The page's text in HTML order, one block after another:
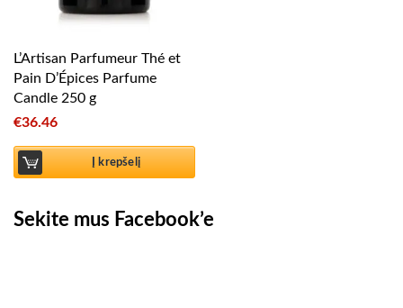
L’Artisan Parfumeur Thé et
Pain D’Épices Parfume
Candle 250 g
€36.46
Į krepšelį
Sekite mus Facebook’e